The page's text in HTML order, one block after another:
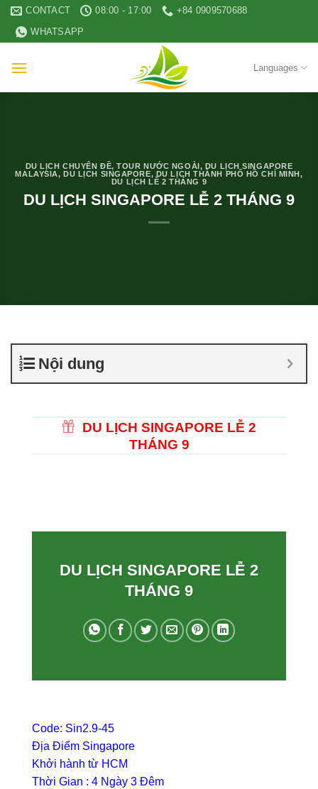
Skip
content
CONTACT 08:00 - 17:00
+84 0909570688
WHATSAPP
Languages
DU LỊCH CHUYÊN ĐỀ,TOUR NƯỚC NGOÀI, DU LỊCH SINGAPORE
MALAYSIA,DU LỊCH SINGAPORE, DU LỊCH THÀNH PHỐ HỒ CHÍ MINH,
DU LỊCH LỄ 2 THÁNG 9
DU LỊCH SINGAPORE LỄ 2 THÁNG 9
Nội dung
DU LỊCH SINGAPORE LỄ 2
THÁNG 9
DU LỊCH SINGAPORE LỄ 2
THÁNG 9
Code: Sin2.9-45
Địa Điểm Singapore
Khởi hành từ HCM
Thời Gian : 4 Ngày 3 Đêm